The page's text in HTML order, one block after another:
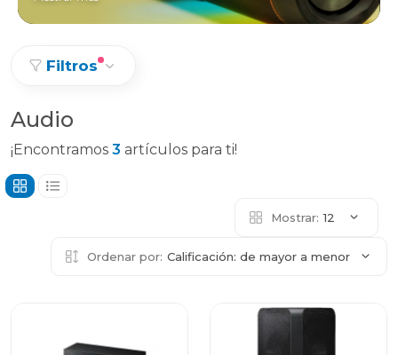
Filtros
Audio
¡Encontramos 3 artículos para ti!
Mostrar: 12
Ordenar por: Calificación: de mayor a menor